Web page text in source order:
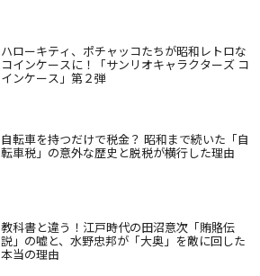
ハローキティ、ポチャッコたちが昭和レトロな
コインケースに！「サンリオキャラクターズ コ
インケース」第２弾
自転車を持つだけで税金？ 昭和まで続いた「自
転車税」の意外な歴史と脱税が横行した理由
教科書と違う！江戸時代の田沼意次「賄賂伝
説」の嘘と、水野忠邦が「大奥」を敵に回した
本当の理由